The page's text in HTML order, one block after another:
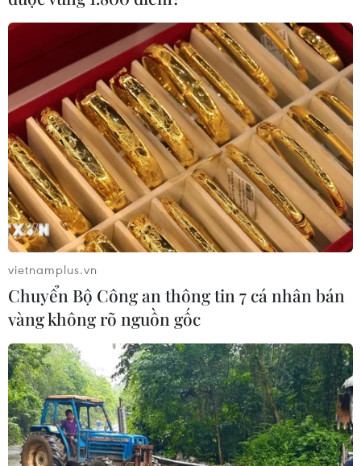
vietnamplus.vn
Chuyển Bộ Công an thông tin 7 cá nhân bán
vàng không rõ nguồn gốc